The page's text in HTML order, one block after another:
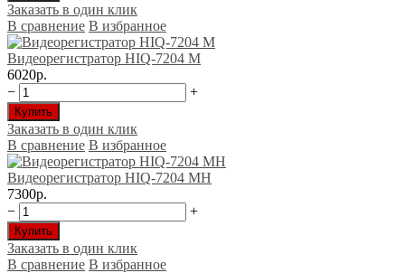
Заказать в один клик
В сравнение В избранное
Видеорегистратор HIQ-7204 М
6020р.
−
+
Купить
Заказать в один клик
В сравнение В избранное
Видеорегистратор HIQ-7204 МH
7300р.
−
+
Купить
Заказать в один клик
В сравнение В избранное